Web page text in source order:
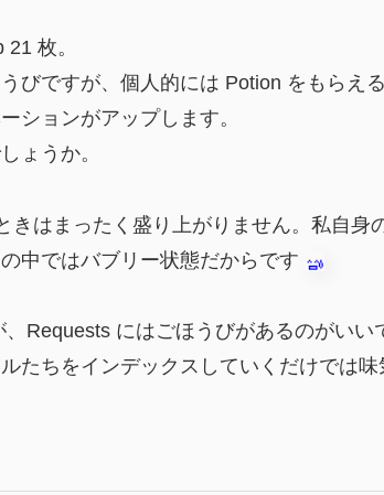
枚。
びですが、個人的には Potion をもらえ
ションがアップします。
ょうか。
きはまったく盛り上がりません。私自身
中ではバブリー状態だからです
Requests にはごほうびがあるのがいい
たちをインデックスしていくだけでは味